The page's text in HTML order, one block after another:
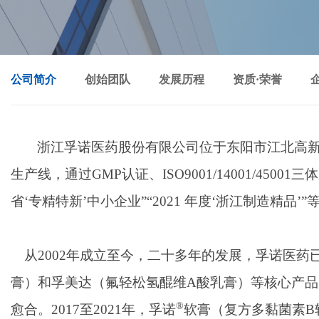
公司简介 创始团队 发展历程 资质·荣誉
浙江孚诺医药股份有限公司位于东阳市江北高
生产线，通过GMP认证、ISO9001/14001/45001三
省‘专精特新’中小企业”“2021 年度‘浙江制造精品’”
从2002年成立至今，二十多年的发展，孚诺医
膏）和孚美达（氟轻松氢醌维A酸乳膏）等核心产
愈合。2017至2021年，孚诺®软膏（复方多黏菌素